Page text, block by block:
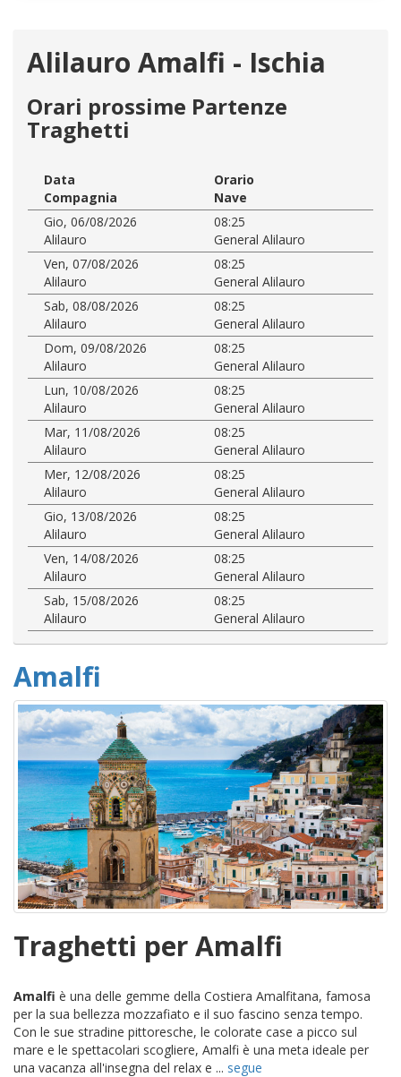
Alilauro Amalfi - Ischia
Orari prossime Partenze
Traghetti
Data
Orario
Compagnia
Nave
Gio, 06/08/2026
08:25
Alilauro
General Alilauro
Ven, 07/08/2026
08:25
Alilauro
General Alilauro
Sab, 08/08/2026
08:25
Alilauro
General Alilauro
Dom, 09/08/2026
08:25
Alilauro
General Alilauro
Lun, 10/08/2026
08:25
Alilauro
General Alilauro
Mar, 11/08/2026
08:25
Alilauro
General Alilauro
Mer, 12/08/2026
08:25
Alilauro
General Alilauro
Gio, 13/08/2026
08:25
Alilauro
General Alilauro
Ven, 14/08/2026
08:25
Alilauro
General Alilauro
Sab, 15/08/2026
08:25
Alilauro
General Alilauro
Amalfi
Traghetti per Amalfi
Amalfi è una delle gemme della Costiera Amalfitana, famosa
per la sua bellezza mozzafiato e il suo fascino senza tempo.
Con le sue stradine pittoresche, le colorate case a picco sul
mare e le spettacolari scogliere, Amalfi è una meta ideale per
una vacanza all'insegna del relax e ... segue